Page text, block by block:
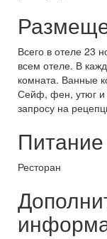
Всего в отеле 23
всем отеле. В
комната. Ванные
Сейф, фен, утюг и
запросу на
Питание
Ресторан